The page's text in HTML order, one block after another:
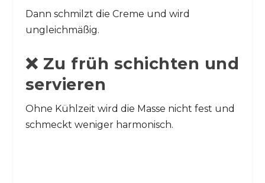
Dann schmilzt die Creme und wird
ungleichmäßig.
❌ Zu früh schichten und
servieren
Ohne Kühlzeit wird die Masse nicht fest und
schmeckt weniger harmonisch.